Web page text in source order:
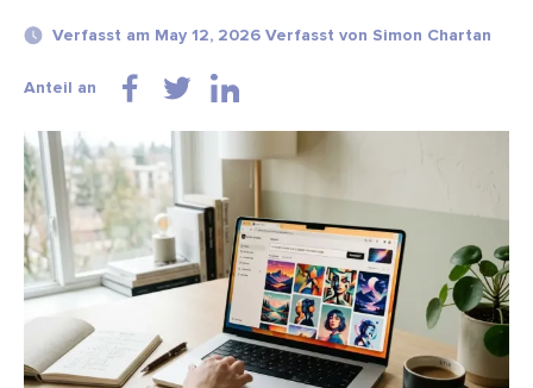
Verfasst am May 12, 2026 Verfasst von Simon Chartan
Anteil an